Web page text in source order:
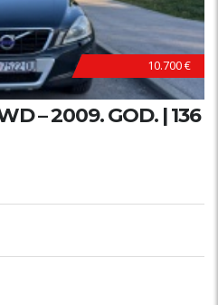
10.700 €
– 2009. GOD. | 136